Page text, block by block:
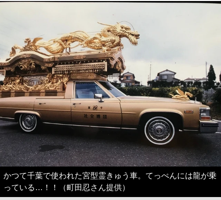
かつて千葉で使われた宮型霊きゅう車。てっぺんには龍が乗
っている…！！（町田忍さん提供）